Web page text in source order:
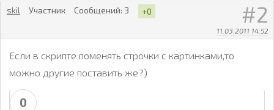
2
11.03.2011 14:52
skil Участник Сообщений: 3 +0
Если в скрипте поменять строчки с картинками,то
можно другие поставить же?)
0